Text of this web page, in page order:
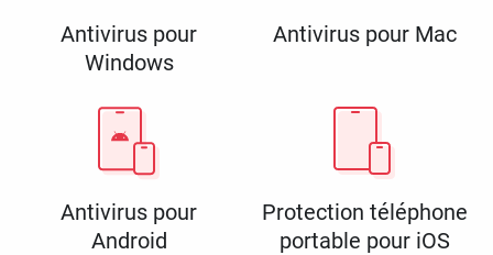
Antivirus pour
Windows
Antivirus pour Mac
Antivirus pour
Android
Protection téléphone
portable pour iOS